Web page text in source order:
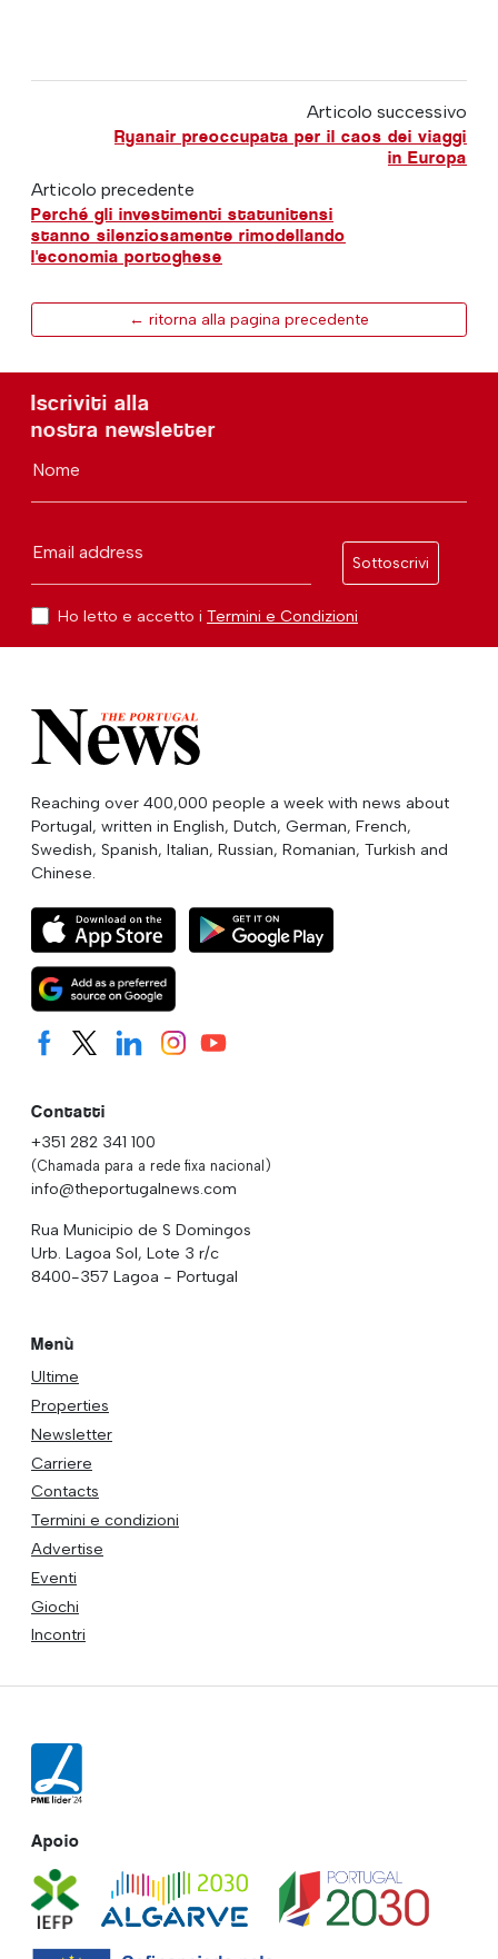
Articolo successivo
Ryanair preoccupata per il caos dei viaggi
in Europa
Articolo precedente
Perché gli investimenti statunitensi
stanno silenziosamente rimodellando
l'economia portoghese
← ritorna alla pagina precedente
Iscriviti alla
nostra newsletter
Nome
Email address
Sottoscrivi
Ho letto e accetto i Termini e Condizioni
Reaching over 400,000 people a week with news about
Portugal, written in English, Dutch, German, French,
Swedish, Spanish, Italian, Russian, Romanian, Turkish and
Chinese.
Contatti
+351 282 341 100
(Chamada para a rede fixa nacional)
info@theportugalnews.com
Rua Municipio de S Domingos
Urb. Lagoa Sol, Lote 3 r/c
8400-357 Lagoa - Portugal
Menù
Ultime
Properties
Newsletter
Carriere
Contacts
Termini e condizioni
Advertise
Eventi
Giochi
Incontri
Apoio